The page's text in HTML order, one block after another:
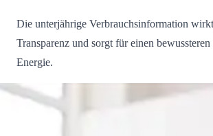
Die unterjährige Verbrauchsinformation
Transparenz und sorgt für einen
Energie.